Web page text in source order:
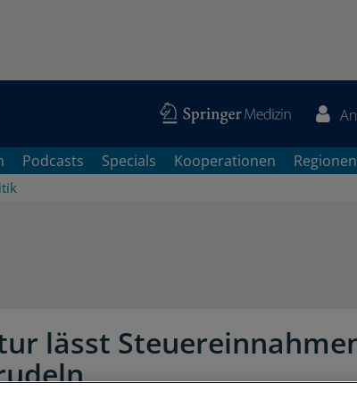
Podcasts Specials Kooperationen Regionen
lässt